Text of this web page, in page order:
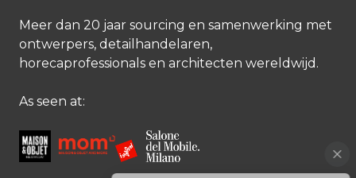
Meer dan 20 jaar sourcing en samenwerking met
ontwerpers, detailhandelaren,
horecaprofessionals en architecten wereldwijd.
As seen at: